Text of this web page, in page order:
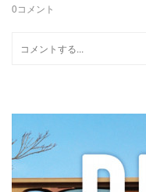
0コメント